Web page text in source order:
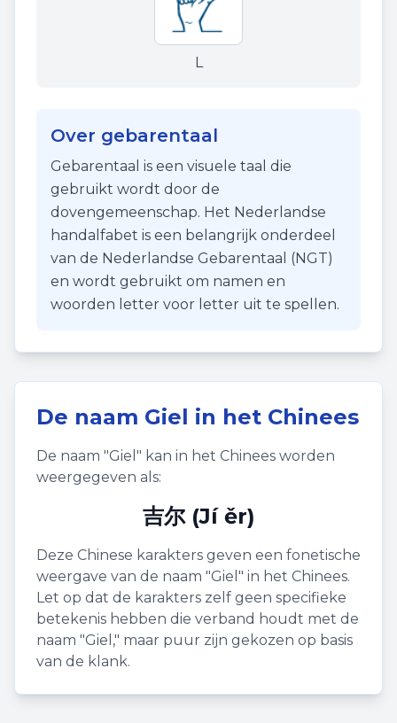
L
Over gebarentaal
Gebarentaal is een visuele taal die
gebruikt wordt door de
dovengemeenschap. Het Nederlandse
handalfabet is een belangrijk onderdeel
van de Nederlandse Gebarentaal (NGT)
en wordt gebruikt om namen en
woorden letter voor letter uit te spellen.
De naam Giel in het Chinees
De naam "Giel " kan in het Chinees worden
weergegeven als:
吉尔 (Jí ěr)
Deze Chinese karakters geven een fonetische
weergave van de naam "Giel " in het Chinees.
Let op dat de karakters zelf geen specifieke
betekenis hebben die verband houdt met de
naam "Giel ," maar puur zijn gekozen op basis
van de klank.